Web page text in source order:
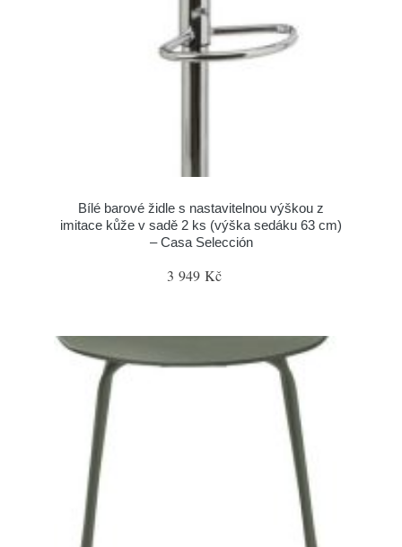
Bílé barové židle s nastavitelnou výškou z
imitace kůže v sadě 2 ks (výška sedáku 63 cm)
– Casa Selección
3 949 Kč